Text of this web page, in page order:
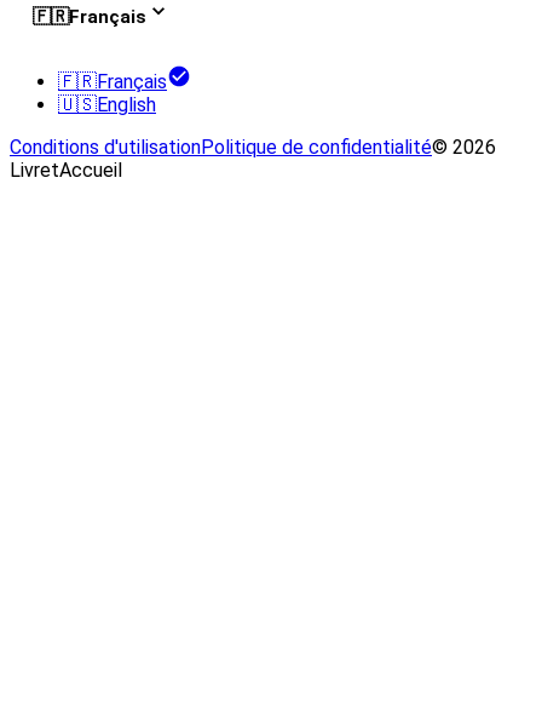
🇫🇷Français
🇫🇷Français
🇺🇸English
Conditions d'utilisationPolitique de confidentialité© 2026
LivretAccueil